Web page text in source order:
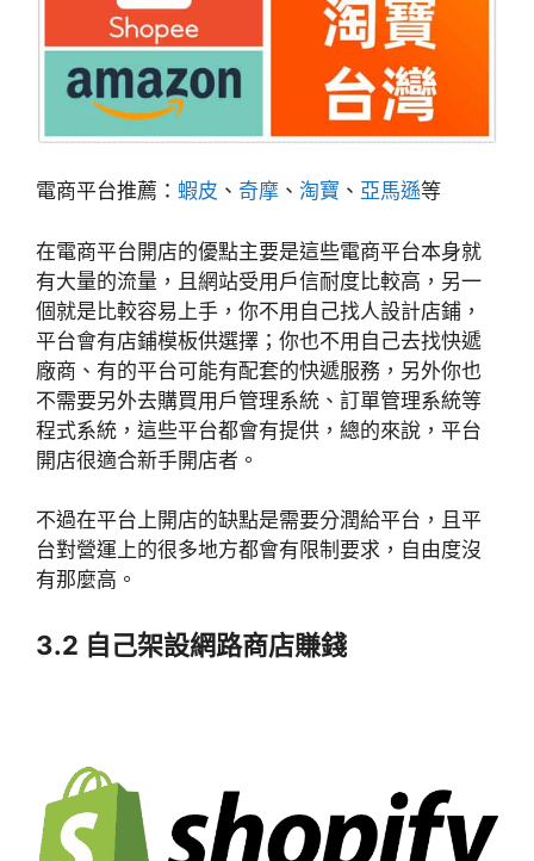
電商平台推薦： 蝦皮 、 奇摩 、 淘寶 、 亞馬遜等
在電商平台開店的優點主要是這些電商平台本身就
有大量的流量，且網站受用戶信耐度比較高，另一
個就是比較容易上手，你不用自己找人設計店鋪，
平台會有店鋪模板供選擇；你也不用自己去找快遞
廠商、有的平台可能有配套的快遞服務，另外你也
不需要另外去購買用戶管理系統、訂單管理系統等
程式系統，這些平台都會有提供，總的來說，平台
開店很適合新手開店者。
不過在平台上開店的缺點是需要分潤給平台，且平
台對營運上的很多地方都會有限制要求，自由度沒
有那麼高。
3.2 自己架設網路商店賺錢